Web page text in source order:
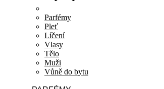
Parfémy
Pleť
Líčení
Vlasy
Tělo
Muži
Vůně do bytu